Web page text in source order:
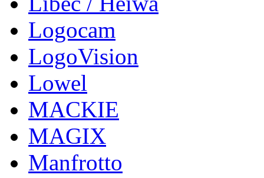
Logocam
LogoVision
Lowel
MACKIE
MAGIX
Manfrotto